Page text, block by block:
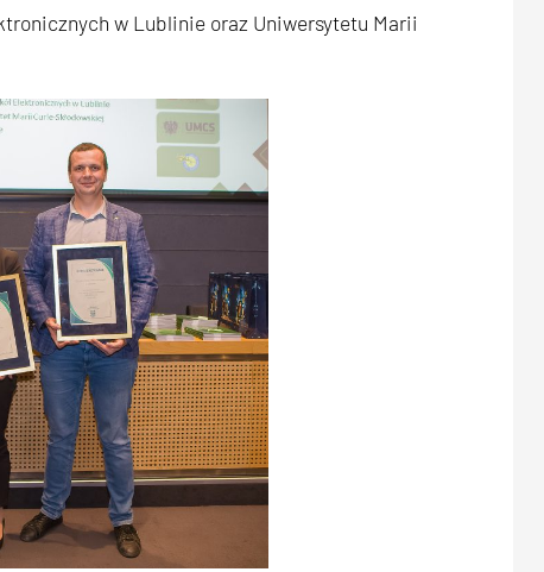
w Lublinie oraz Uniwersytetu Marii